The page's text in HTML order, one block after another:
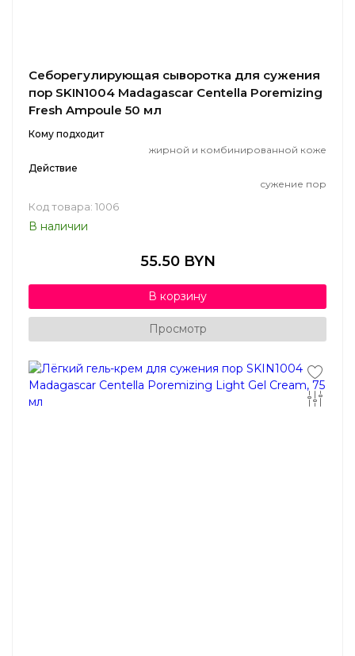
Себорегулирующая сыворотка для сужения
пор SKIN1004 Madagascar Centella Poremizing
Fresh Ampoule 50 мл
Кому подходит
жирной и комбинированной коже
Действие
сужение пор
Код товара: 1006
В наличии
55.50 BYN
В корзину
Просмотр